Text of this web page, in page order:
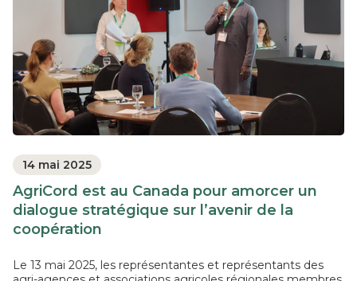
14 mai 2025
AgriCord est au Canada pour amorcer un
dialogue stratégique sur l’avenir de la
coopération
Le 13 mai 2025, les représentantes et représentants des